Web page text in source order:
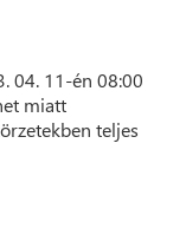
04. 11-én 08:00
miatt
teljes